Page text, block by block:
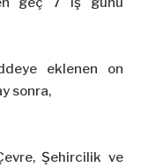
eklenen on
sonra,
Şehircilik ve